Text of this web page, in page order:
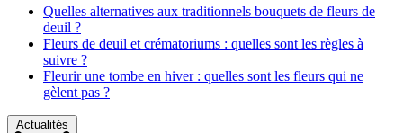
Quelles alternatives aux traditionnels bouquets de fleurs de
deuil ?
Fleurs de deuil et crématoriums : quelles sont les règles à
suivre ?
Fleurir une tombe en hiver : quelles sont les fleurs qui ne
gèlent pas ?
Actualités